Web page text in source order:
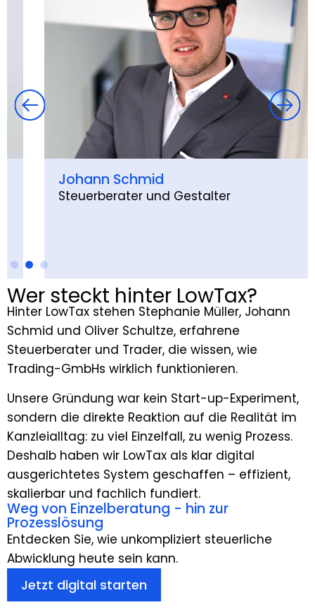
Johann Schmid
Steuerberater und Gestalter
Wer steckt hinter LowTax?
Hinter LowTax stehen Stephanie Müller, Johann
Schmid und Oliver Schultze, erfahrene
Steuerberater und Trader, die wissen, wie
Trading-GmbHs wirklich funktionieren.
Unsere Gründung war kein Start-up-Experiment,
sondern die direkte Reaktion auf die Realität im
Kanzleialltag: zu viel Einzelfall, zu wenig Prozess.
Deshalb haben wir LowTax als klar digital
ausgerichtetes System geschaffen – effizient,
skalierbar und fachlich fundiert.
Weg von Einzelberatung - hin zur
Prozesslösung
Entdecken Sie, wie unkompliziert steuerliche
Abwicklung heute sein kann.
Jetzt digital starten